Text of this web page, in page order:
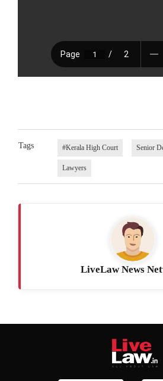
Tags #Kerala High Court Senior
Lawyers
LiveLaw News